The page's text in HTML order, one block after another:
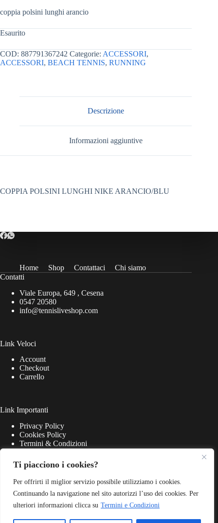
Ti piacciono i cookies?
Per offrirti il miglior servizio possibile utilizziamo i cookies.
Continuando la navigazione nel sito autorizzi l’uso dei cookies. Per
ulteriori informazioni clicca su Termini e Condizioni
coppia polsini lunghi arancio
Esaurito
COD: 887791367242 Categorie: ACCESSORI,
ACCESSORI, BEACH TENNIS, RUNNING
Descrizione
Informazioni aggiuntive
COPPIA POLSINI LUNGHI NIKE ARANCIO/BLU
Home Shop Contattaci
Chi siamo
Contatti
Viale Europa, 649 , Cesena
0547 20580
info@tennisliveshop.com
Link Veloci
Account
Checkout
Carrello
Link Importanti
Privacy Policy
Cookies Policy
Termini & Condizioni